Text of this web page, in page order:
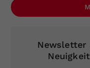
Newsletter